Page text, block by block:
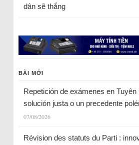
dân sẽ thắng
BÀI MỚI
Repetición de exámenes en Tuyên
solución justa o un precedente
07/08/2026
Révision des statuts du Parti :